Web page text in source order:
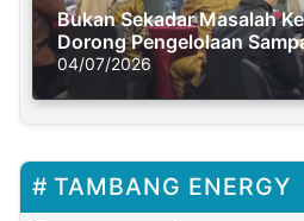
Bukan Sekadar Masalah
Dorong Pengelolaan
Solusi Krisis Iklim
04/07/2026
TAMBANG ENERGY